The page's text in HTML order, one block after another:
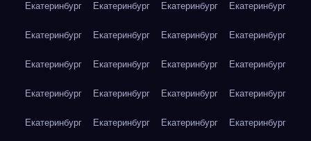
Екатеринбург Екатеринбург Екатеринбург Екатеринбург
Екатеринбург Екатеринбург Екатеринбург Екатеринбург
Екатеринбург Екатеринбург Екатеринбург Екатеринбург
Екатеринбург Екатеринбург Екатеринбург Екатеринбург
Екатеринбург Екатеринбург Екатеринбург Екатеринбург